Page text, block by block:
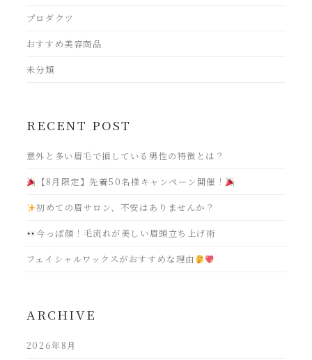
プロダクツ
おすすめ美容商品
未分類
RECENT POST
意外と多い眉毛で損している男性の特徴とは？
【8月限定】先着50名様キャンペーン開催！
初めての眉サロン、不安はありませんか？
今っぽ顔！毛流れが美しい眉頭立ち上げ術
フェイシャルワックスがおすすめな理由
ARCHIVE
2026年8月